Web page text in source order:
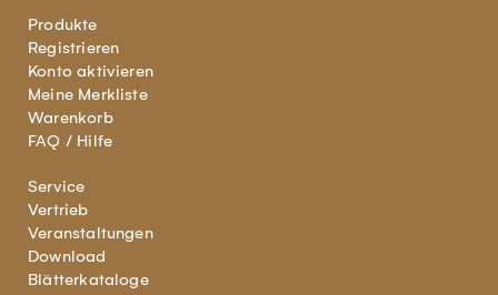
Produkte
Registrieren
Konto aktivieren
Meine Merkliste
Warenkorb
FAQ / Hilfe
Service
Vertrieb
Veranstaltungen
Download
Blätterkataloge